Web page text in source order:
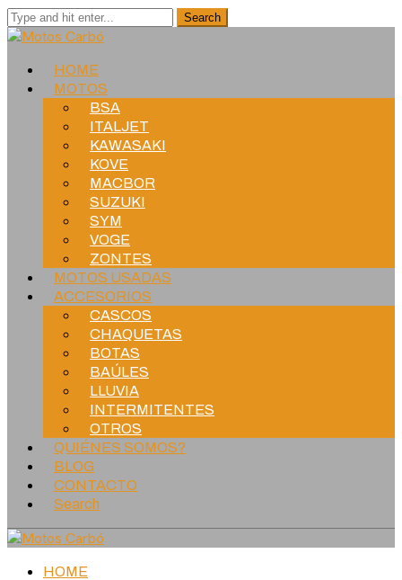
HOME
MOTOS
BSA
ITALJET
KAWASAKI
KOVE
MACBOR
SUZUKI
SYM
VOGE
ZONTES
MOTOS USADAS
ACCESORIOS
CASCOS
CHAQUETAS
BOTAS
BAÚLES
LLUVIA
INTERMITENTES
OTROS
QUIÉNES SOMOS?
BLOG
CONTACTO
Search
HOME